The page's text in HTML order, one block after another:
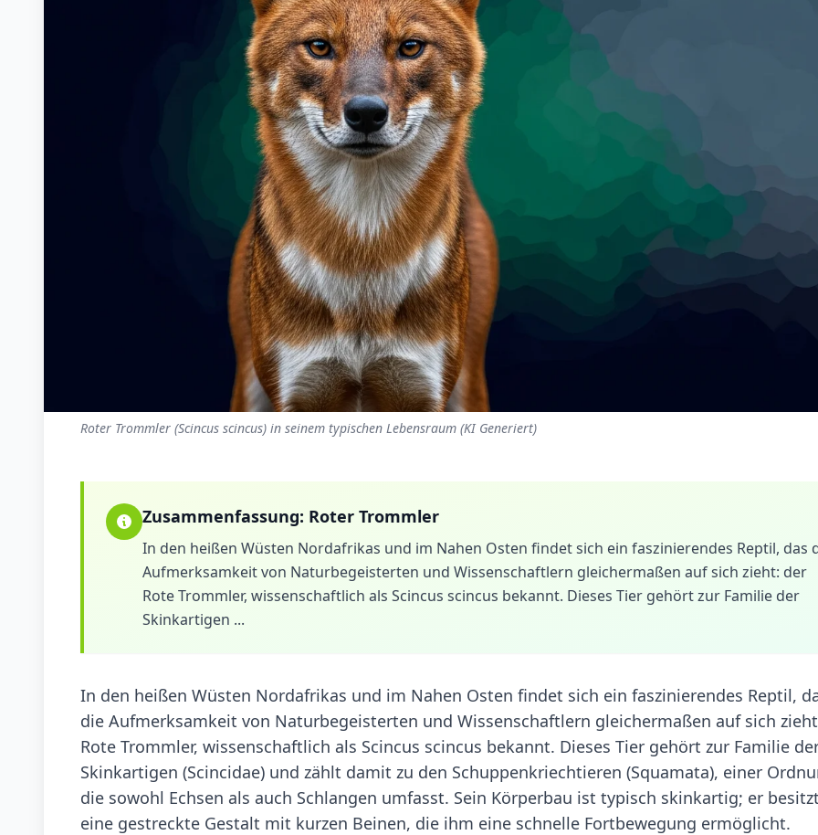
Roter Trommler (Scincus scincus) in seinem typischen Lebensraum (KI Generiert)
Zusammenfassung: Roter Trommler
In den heißen Wüsten Nordafrikas und im Nahen Osten findet sich ein faszinierendes Reptil, das
Aufmerksamkeit von Naturbegeisterten und Wissenschaftlern gleichermaßen auf sich zieht: der
Rote Trommler, wissenschaftlich als Scincus scincus bekannt. Dieses Tier gehört zur Familie der
Skinkartigen ...
In den heißen Wüsten Nordafrikas und im Nahen Osten findet sich ein faszinierendes Reptil,
die Aufmerksamkeit von Naturbegeisterten und Wissenschaftlern gleichermaßen auf sich
Rote Trommler, wissenschaftlich als Scincus scincus bekannt. Dieses Tier gehört zur Familie
Skinkartigen (Scincidae) und zählt damit zu den Schuppenkriechtieren (Squamata), einer
die sowohl Echsen als auch Schlangen umfasst. Sein Körperbau ist typisch skinkartig; er
eine gestreckte Gestalt mit kurzen Beinen, die ihm eine schnelle Fortbewegung ermöglicht.